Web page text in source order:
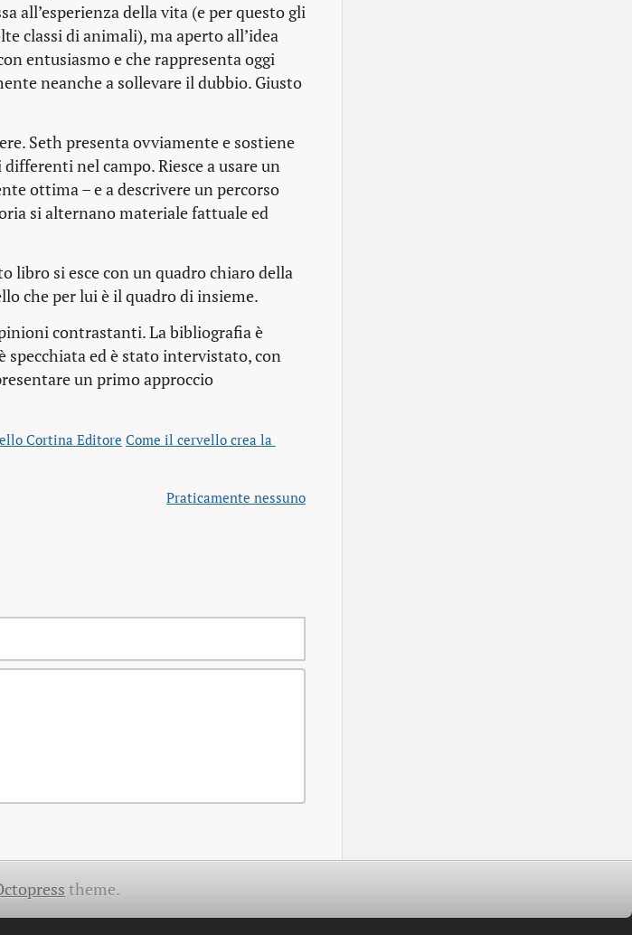
all’esperienza della vita (e per questo gli
classi di animali), ma aperto all’idea
entusiasmo e che rappresenta oggi
neanche a sollevare il dubbio. Giusto
Seth presenta ovviamente e sostiene
nel campo. Riesce a usare un
ottima – e a descrivere un percorso
si alternano materiale fattuale ed
libro si esce con un quadro chiaro della
che per lui è il quadro di insieme.
contrastanti. La bibliografia è
specchiata ed è stato intervistato, con
un primo approccio
Cortina Editore Come il cervello crea la
Praticamente nessuno
theme.